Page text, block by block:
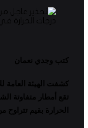
كتب وجدي نعمان
كشفت الهيئة العامة
تقع أمطار متفاوتة
الحرارة بقيم تتراوح من 2: 4 درجات على اغلب